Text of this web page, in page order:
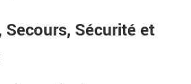
Secours, Sécurité et